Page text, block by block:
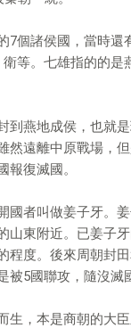
7個諸侯國，當時
等。七雄指的的
到燕地成侯，也就
然遠離中原戰場，
復滅國。
國者叫做姜子牙。
山東附近。已姜子
程度。後來周朝封
5國聯攻，隨沒滅
生，本是商朝的大